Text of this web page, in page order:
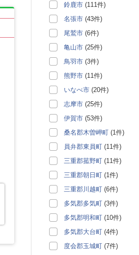
鈴鹿市 (111件)
名張市 (43件)
尾鷲市 (6件)
亀山市 (25件)
鳥羽市 (3件)
熊野市 (11件)
いなべ市 (20件)
志摩市 (25件)
伊賀市 (53件)
桑名郡木曽岬町 (1件)
員弁郡東員町 (11件)
三重郡菰野町 (11件)
三重郡朝日町 (1件)
三重郡川越町 (6件)
多気郡多気町 (3件)
多気郡明和町 (10件)
多気郡大台町 (4件)
度会郡玉城町 (7件)